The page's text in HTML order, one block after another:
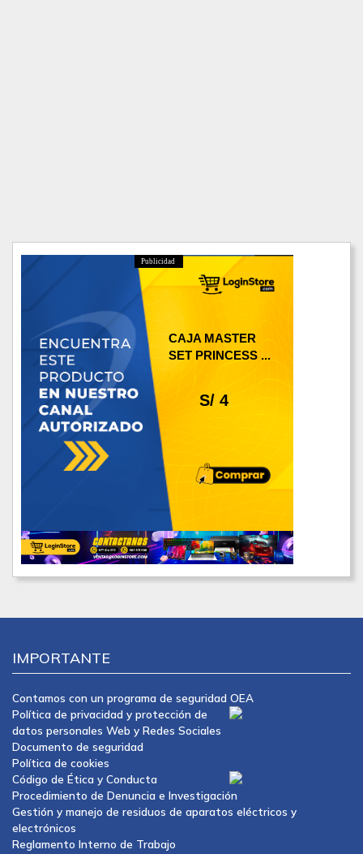
Publicidad
S/ 4
CAJA MASTER
SET PRINCESS ...
IMPORTANTE
Contamos con un programa de seguridad OEA
Política de privacidad y protección de
datos personales Web y Redes Sociales
Documento de seguridad
Política de cookies
Código de Ética y Conducta
Procedimiento de Denuncia e Investigación
Gestión y manejo de residuos de aparatos eléctricos y
electrónicos
Reglamento Interno de Trabajo